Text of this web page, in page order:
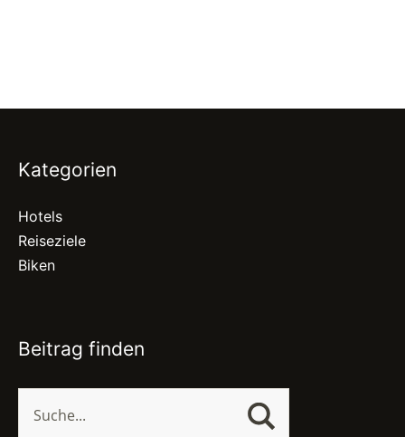
Kategorien
Hotels
Reiseziele
Biken
Beitrag finden